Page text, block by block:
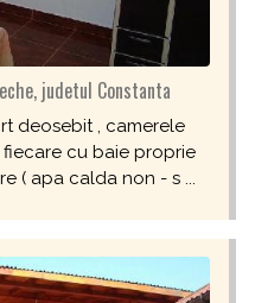
judetul Constanta
deosebit , camerele
cu baie proprie
( apa calda non - s ...